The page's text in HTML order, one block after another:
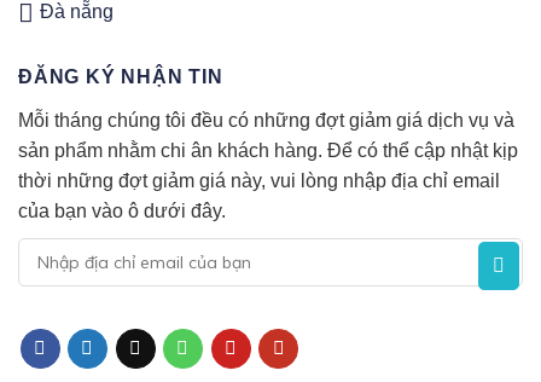
Đà nẵng
ĐĂNG KÝ NHẬN TIN
Mỗi tháng chúng tôi đều có những đợt giảm giá dịch vụ và
sản phẩm nhằm chi ân khách hàng. Để có thể cập nhật kịp
thời những đợt giảm giá này, vui lòng nhập địa chỉ email
của bạn vào ô dưới đây.